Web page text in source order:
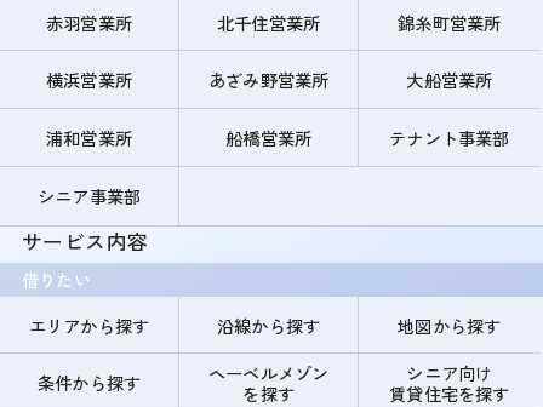
赤羽営業所 北千住営業所 錦糸町営業所
横浜営業所 あざみ野営業所 大船営業所
浦和営業所 船橋営業所 テナント事業部
シニア事業部
サービス内容
借りたい
エリアから探す
沿線から探す 地図から探す
条件から探す
ヘーベルメゾン
を探す
シニア向け
賃貸住宅を探す